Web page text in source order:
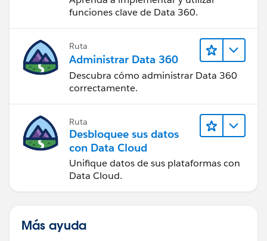
funciones clave de Data 360.
Ruta
Administrar Data 360
Descubra cómo administrar Data 360
correctamente.
Ruta
Desbloquee sus datos
con Data Cloud
Unifique datos de sus plataformas con
Data Cloud.
Más ayuda